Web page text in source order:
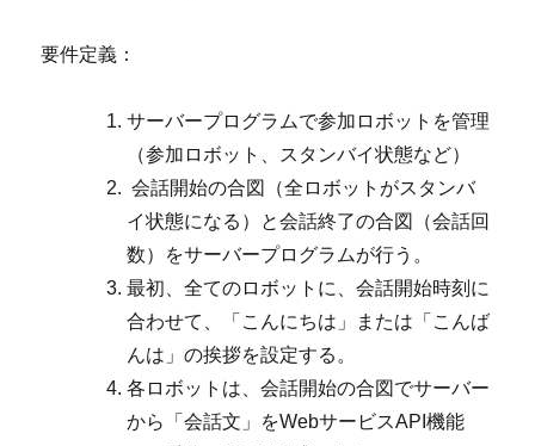
要件定義：
サーバープログラムで参加ロボットを管理
（参加ロボット、スタンバイ状態など）
会話開始の合図（全ロボットがスタンバ
イ状態になる）と会話終了の合図（会話回
数）をサーバープログラムが行う。
最初、全てのロボットに、会話開始時刻に
合わせて、「こんにちは」または「こんば
んは」の挨拶を設定する。
各ロボットは、会話開始の合図でサーバー
から「会話文」をWebサービスAPI機能